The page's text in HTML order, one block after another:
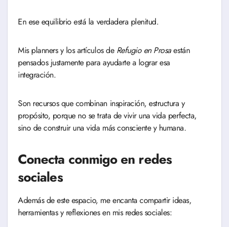
En ese equilibrio está la verdadera plenitud.
Mis planners y los artículos de Refugio en Prosaestán
pensados justamente para ayudarte a lograr esa
integración.
Son recursos que combinan inspiración, estructura y
propósito, porque no se trata de vivir una vida perfecta,
sino de construir una vida más consciente y humana.
Conecta conmigo en redes
sociales
Además de este espacio, me encanta compartir ideas,
herramientas y reflexiones en mis redes sociales: